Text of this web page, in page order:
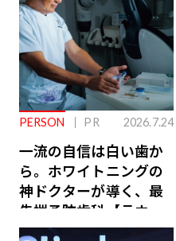
PERSON PR 2026.7.24
一流の自信は白い歯か
ら。ホワイトニングの
神ドクターが導く、最
先端予防歯科【ラウン
ジ会員特典あり】